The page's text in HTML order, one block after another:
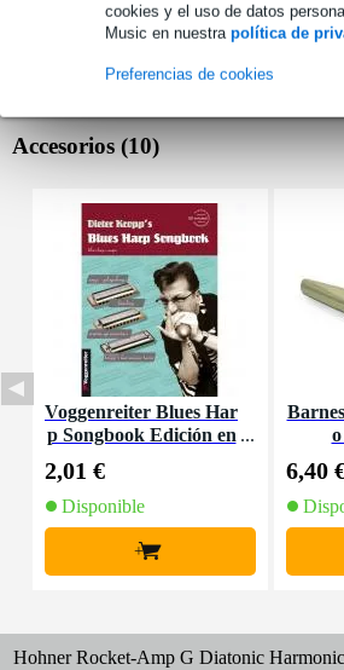
cookies y el uso de datos
Music en nuestra política de
Preferencias de cookies
Accesorios (10)
Voggenreiter Blues Har
p Songbook Edición en
2,01 €
Disponible
+
6,40
Hohner Rocket-Amp G Diatonic